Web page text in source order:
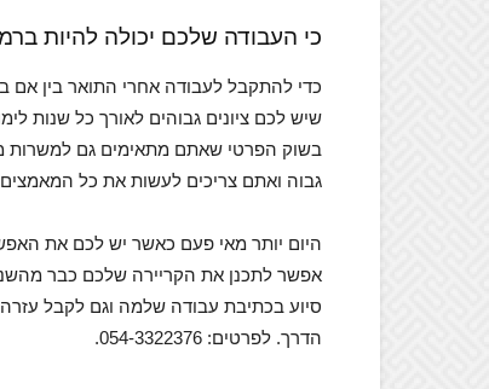
כי העבודה שלכם יכולה להיות
כדי להתקבל לעבודה אחרי התואר בין אם
שיש לכם ציונים גבוהים לאורך כל שנות
בשוק הפרטי שאתם מתאימים גם למשרות
גבוה ואתם צריכים לעשות את כל המאמצים
היום יותר מאי פעם כאשר יש לכם את
אפשר לתכנן את הקריירה שלכם כבר
סיוע בכתיבת עבודה שלמה וגם לקבל
הדרך. לפרטים: 054-3322376.